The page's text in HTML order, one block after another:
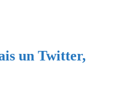
un Twitter,